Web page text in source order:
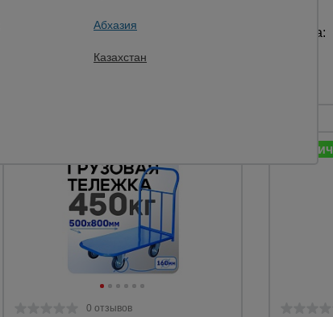
7605 руб.
Купить
Цена:
0 отзывов
Абхазия
Казахстан